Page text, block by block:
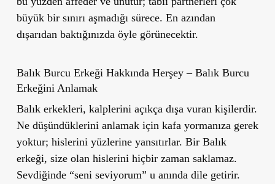
büyük bir sınırı aşmadığı sürece. En azından
dışarıdan baktığınızda öyle görünecektir.
Balık Burcu Erkeği Hakkında Herşey – Balık Burcu
Erkeğini Anlamak
Balık erkekleri, kalplerini açıkça dışa vuran kişilerdir.
Ne düşündüklerini anlamak için kafa yormanıza gerek
yoktur; hislerini yüzlerine yansıtırlar. Bir Balık
erkeği, size olan hislerini hiçbir zaman saklamaz.
Sevdiğinde “seni seviyorum” u anında dile getirir.